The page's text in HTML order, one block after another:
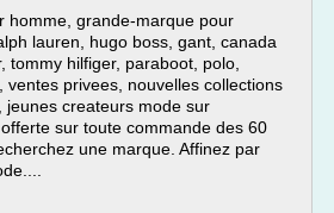
homme, grande-marque pour
lauren, hugo boss, gant, canada
tommy hilfiger, paraboot, polo,
ventes privees, nouvelles collections
jeunes createurs mode sur
sur toute commande des 60
une marque. Affinez par